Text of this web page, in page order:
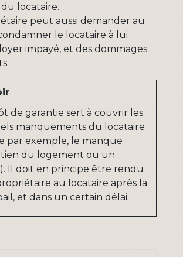
locataire.
peut aussi demander au
le locataire à lui
impayé, et des dommages
.
de garantie sert à couvrir les
manquements du locataire
par exemple, le manque
du logement ou un
Il doit en principe être rendu
au locataire après la
et dans un certain délai.